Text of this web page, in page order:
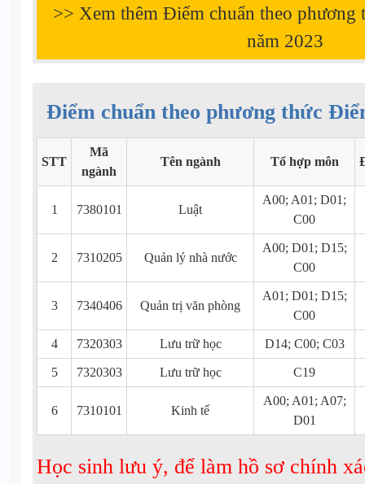
>> Xem thêm Điểm chuẩn theo
năm 2023
Điểm chuẩn theo phương thức
STT
Mã
ngành
Tên ngành Tổ hợp môn
1 7380101 Luật
A00; A01; D01;
C00
2 7310205 Quản lý nhà nước
A00; D01; D15;
C00
3 7340406 Quản trị văn phòng
A01; D01; D15;
C00
4 7320303 Lưu trữ học D14; C00; C03
5 7320303 Lưu trữ học C19
6 7310101 Kinh tế
A00; A01; A07;
D01
Học sinh lưu ý, để làm hồ sơ chính